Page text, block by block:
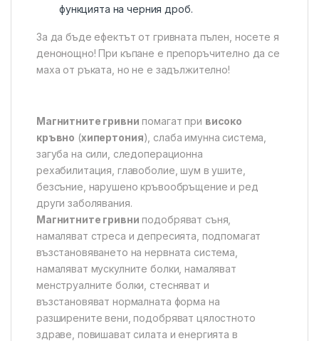
функцията на черния дроб.
За да бъде ефектът от гривната пълен, носете я
денонощно! При къпане е препоръчително да се
маха от ръката, но не е задължително!
Магнитните гривни помагат при високо
кръвно (хипертония), слаба имунна система,
загуба на сили, следоперационна
рехабилитация, главоболие, шум в ушите,
безсъние, нарушено кръвообръщение и ред
други заболявания.
Магнитните гривни подобряват съня,
намаляват стреса и депресията, подпомагат
възстановяването на нервната система,
намаляват мускулните болки, намаляват
менструалните болки, стесняват и
възстановяват нормалната форма на
разширените вени, подобряват цялостното
здраве, повишават силата и енергията в